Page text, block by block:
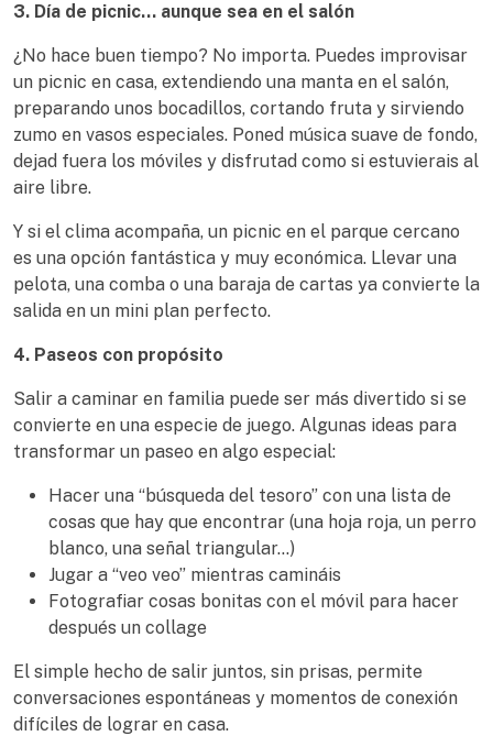
3. Día de picnic… aunque sea en el salón
¿No hace buen tiempo? No importa. Puedes improvisar
un picnic en casa, extendiendo una manta en el salón,
preparando unos bocadillos, cortando fruta y sirviendo
zumo en vasos especiales. Poned música suave de fondo,
dejad fuera los móviles y disfrutad como si estuvierais al
aire libre.
Y si el clima acompaña, un picnic en el parque cercano
es una opción fantástica y muy económica. Llevar una
pelota, una comba o una baraja de cartas ya convierte la
salida en un mini plan perfecto.
4. Paseos con propósito
Salir a caminar en familia puede ser más divertido si se
convierte en una especie de juego. Algunas ideas para
transformar un paseo en algo especial:
Hacer una “búsqueda del tesoro” con una lista de
cosas que hay que encontrar (una hoja roja, un perro
blanco, una señal triangular…)
Jugar a “veo veo” mientras camináis
Fotografiar cosas bonitas con el móvil para hacer
después un collage
El simple hecho de salir juntos, sin prisas, permite
conversaciones espontáneas y momentos de conexión
difíciles de lograr en casa.